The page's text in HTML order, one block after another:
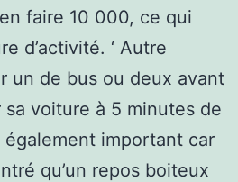
faire 10 000, ce qui
d’activité. ‘ Autre
un de bus ou deux avant
voiture à 5 minutes de
également important car
qu’un repos boiteux